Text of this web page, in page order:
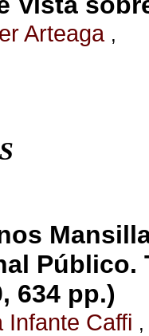
Arteaga ,
Público.
634 pp.)
Infante Caffi ,